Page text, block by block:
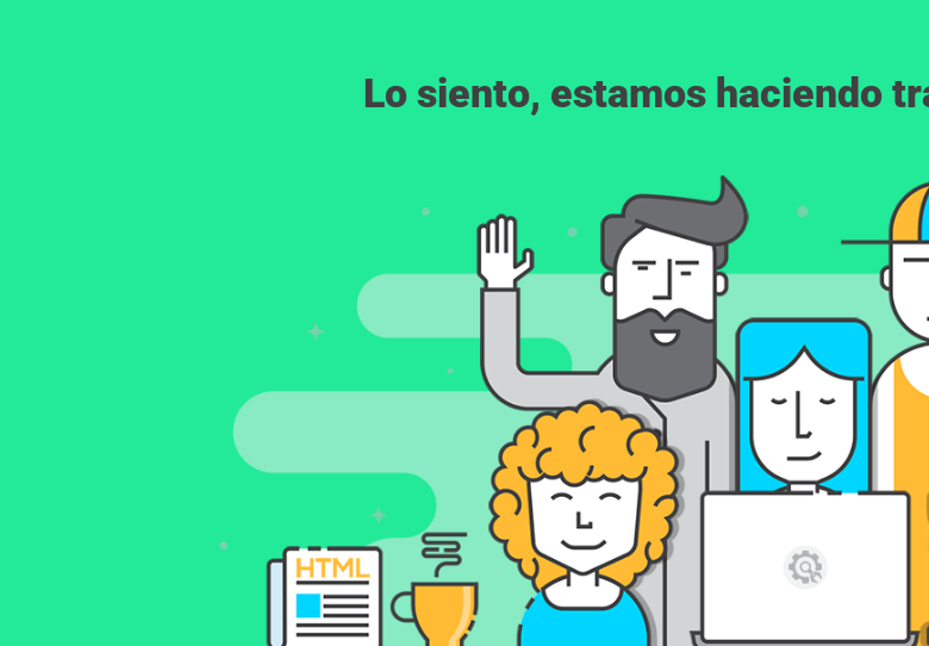
Lo siento, estamos haciendo